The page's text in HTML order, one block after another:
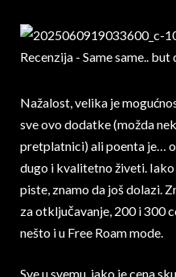
Nažalost, velika je
sve ovo dodatke (možda
pretplatnici) ali poenta je…
dugo i kvalitetno živeti.
piste, znamo da još dolazi.
za otključavanje, 200 i 300
nešto i u Free Roam mode.
Sve u svemu, iako je cena